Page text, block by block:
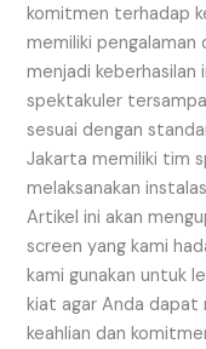
komitmen terhadap
memiliki
menjadi keberhasilan
spektakuler
sesuai dengan
Jakarta memiliki tim
melaksanakan
Artikel ini akan
screen yang kami
kami gunakan untuk
kiat agar Anda dapat
keahlian dan